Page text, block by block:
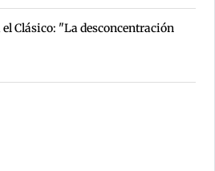
Clásico: "La desconcentración